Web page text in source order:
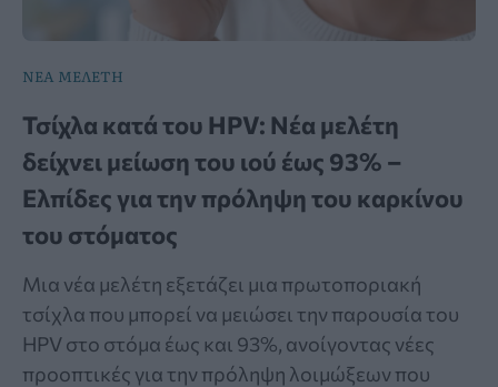
ΝΕΑ ΜΕΛΕΤΗ
Τσίχλα κατά του HPV: Νέα μελέτη
δείχνει μείωση του ιού έως 93% –
Ελπίδες για την πρόληψη του καρκίνου
του στόματος
Μια νέα μελέτη εξετάζει μια πρωτοποριακή
τσίχλα που μπορεί να μειώσει την παρουσία του
HPV στο στόμα έως και 93%, ανοίγοντας νέες
προοπτικές για την πρόληψη λοιμώξεων που